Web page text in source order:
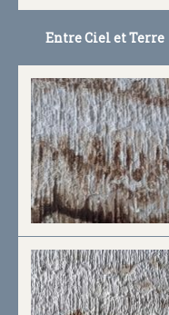
Entre Ciel et Terre